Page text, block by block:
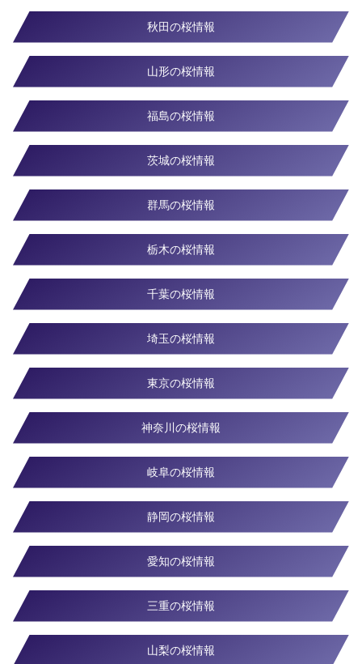
秋田の桜情報
山形の桜情報
福島の桜情報
茨城の桜情報
群馬の桜情報
栃木の桜情報
千葉の桜情報
埼玉の桜情報
東京の桜情報
神奈川の桜情報
岐阜の桜情報
静岡の桜情報
愛知の桜情報
三重の桜情報
山梨の桜情報